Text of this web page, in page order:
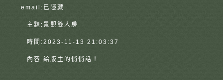
email: 已隱藏
主題:景觀雙人房
時間:2023-11-13 21:03:37
內容:給版主的悄悄話！